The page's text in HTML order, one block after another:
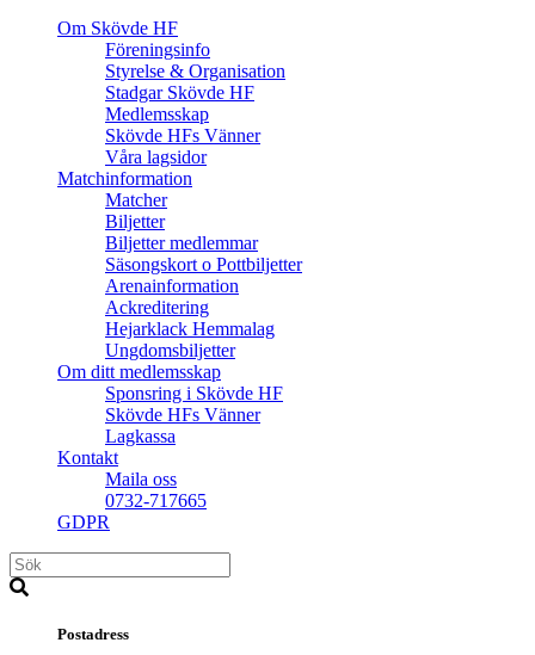
Om Skövde HF
Föreningsinfo
Styrelse & Organisation
Stadgar Skövde HF
Medlemsskap
Skövde HFs Vänner
Våra lagsidor
Matchinformation
Matcher
Biljetter
Biljetter medlemmar
Säsongskort o Pottbiljetter
Arenainformation
Ackreditering
Hejarklack Hemmalag
Ungdomsbiljetter
Om ditt medlemsskap
Sponsring i Skövde HF
Skövde HFs Vänner
Lagkassa
Kontakt
Maila oss
0732-717665
GDPR
Postadress